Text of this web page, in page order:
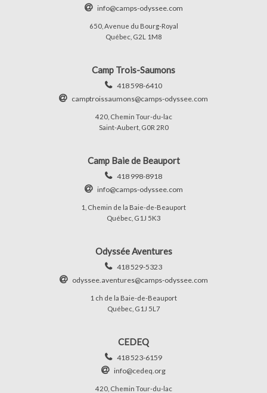
info@camps-odyssee.com
650, Avenue du Bourg-Royal
Québec, G2L 1M8
Camp Trois-Saumons
418 598-6410
camptroissaumons@camps-odyssee.com
420, Chemin Tour-du-lac
Saint-Aubert, G0R 2R0
Camp Baie de Beauport
418 998-8918
info@camps-odyssee.com
1, Chemin de la Baie-de-Beauport
Québec, G1J 5K3
Odyssée Aventures
418 529-5323
odyssee.aventures@camps-odyssee.com
1 ch de la Baie-de-Beauport
Québec, G1J 5L7
CEDEQ
418 523-6159
info@cedeq.org
420, Chemin Tour-du-lac